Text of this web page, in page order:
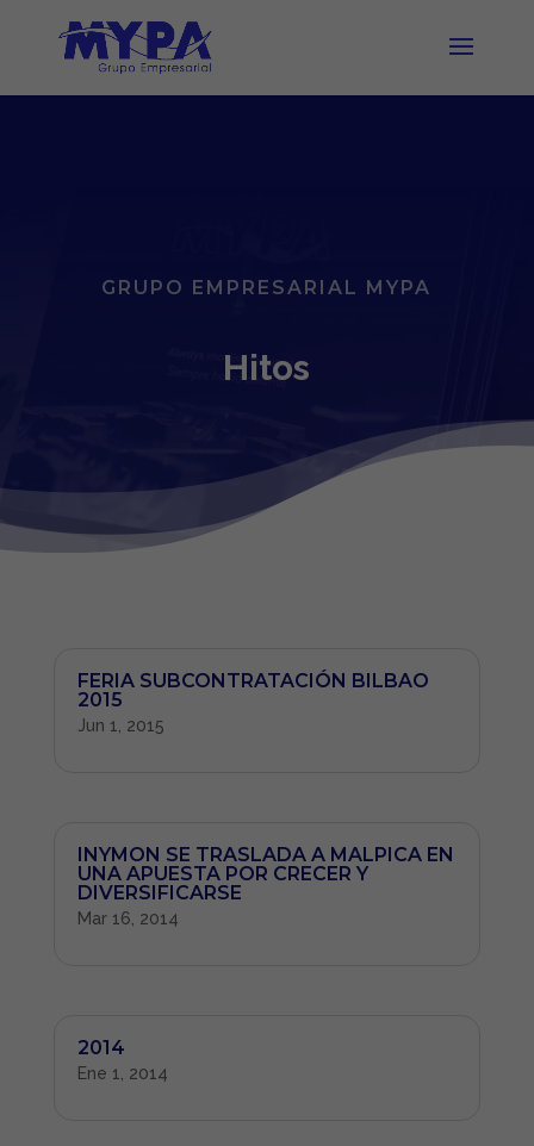
GRUPO EMPRESARIAL MYPA
Hitos
FERIA SUBCONTRATACIÓN BILBAO
2015
Jun 1, 2015
INYMON SE TRASLADA A MALPICA EN
UNA APUESTA POR CRECER Y
DIVERSIFICARSE
Mar 16, 2014
2014
Ene 1, 2014